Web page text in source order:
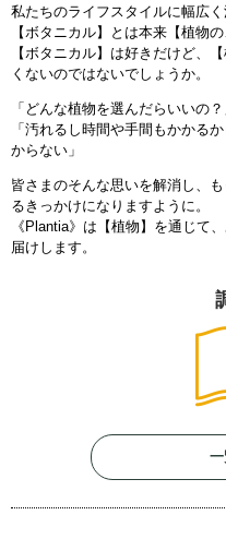
私たちのライフスタイルに幅広く
【ボタニカル】とは本来【植物
【ボタニカル】は好きだけど、
くないのではないでしょうか。
「どんな植物を選んだらいいの
「汚れるし時間や手間もかかる
からない」
皆さまのそんな思いを解消し、
るきっかけになりますように。
《Plantia》は【植物】を通じて
届けします。